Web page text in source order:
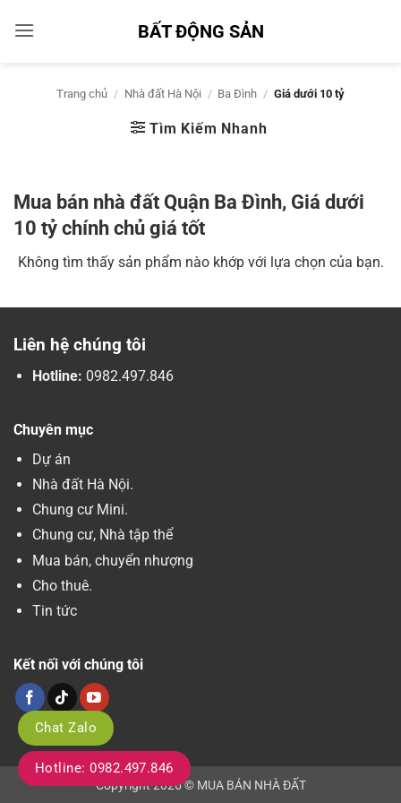
Chat Zalo
Hotline: 0982.497.846
qua
BẤT ĐỘNG SẢN
Trang chủ / Nhà đất Hà Nội / Ba Đình / Giá dưới 10 tỷ
Tìm Kiếm Nhanh
Mua bán nhà đất Quận Ba Đình, Giá dưới
10 tỷ chính chủ giá tốt
Không tìm thấy sản phẩm nào khớp với lựa chọn của bạn.
Liên hệ chúng tôi
Hotline: 0982.497.846
Chuyên mục
Dự án
Nhà đất Hà Nội.
Chung cư Mini.
Chung cư, Nhà tập thể
Mua bán, chuyển nhượng
Cho thuê.
Tin tức
Kết nối với chúng tôi
Copyright 2026 © MUA BÁN NHÀ ĐẤT